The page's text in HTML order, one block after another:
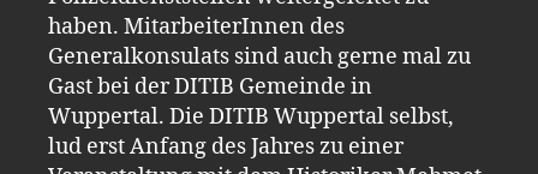
haben. MitarbeiterInnen des
Generalkonsulats sind auch gerne mal zu
Gast bei der DITIB Gemeinde in
Wuppertal. Die DITIB Wuppertal selbst,
lud erst Anfang des Jahres zu einer